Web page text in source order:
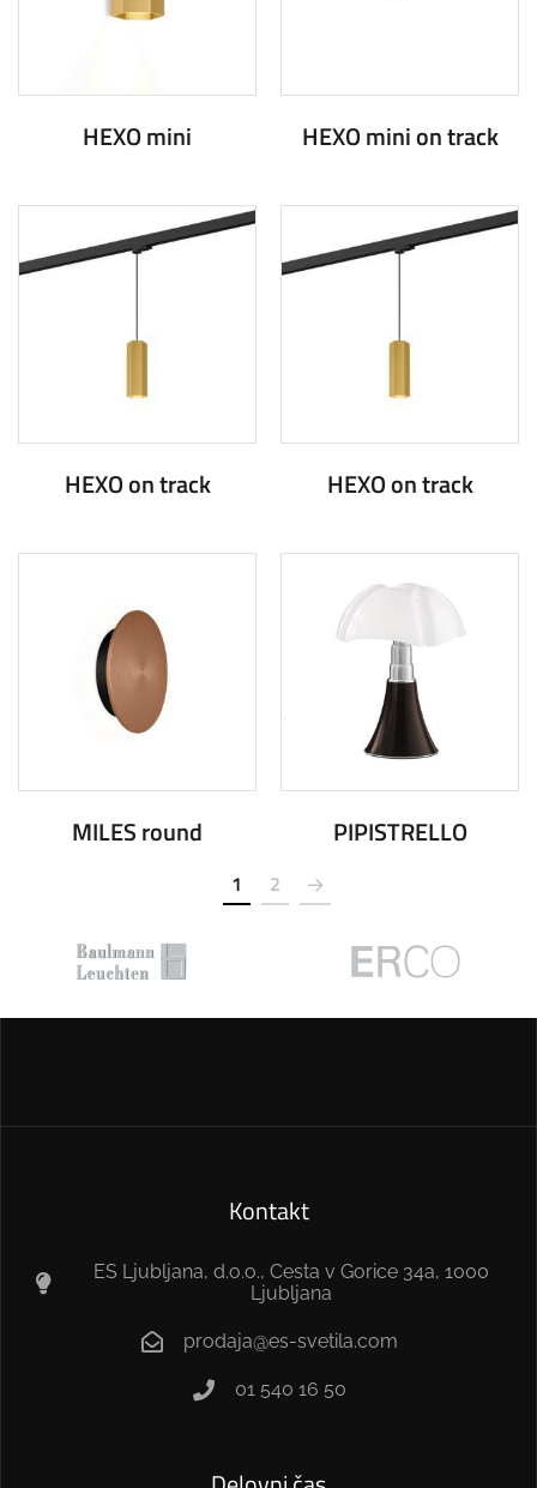
HEXO mini HEXO mini on track
HEXO on track HEXO on track
MILES round PIPISTRELLO
1 2
Kontakt
ES Ljubljana, d.o.o., Cesta v Gorice 34a, 1000
Ljubljana
prodaja@es-svetila.com
01 540 16 50